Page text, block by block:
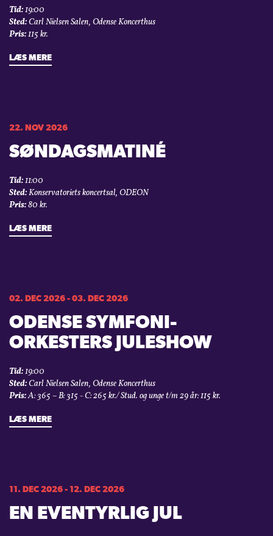
Tid:19:00
Sted:Carl Nielsen Salen, Odense Koncerthus
Pris:115 kr.
LÆS MERE
22. NOV 2026
SØNDAGSMATINÉ
Tid:11:00
Sted:Konservatoriets koncertsal, ODEON
Pris:80 kr.
LÆS MERE
02. DEC 2026 - 03. DEC 2026
ODENSE SYMFONI­
ORKESTERS JULESHOW
Tid:19:00
Sted:Carl Nielsen Salen, Odense Koncerthus
Pris:A: 365 – B: 315 - C: 265 kr./ Stud. og unge t/m 29 år: 115 kr.
LÆS MERE
11. DEC 2026 - 12. DEC 2026
EN EVENTYRLIG JUL